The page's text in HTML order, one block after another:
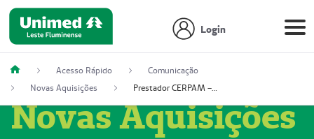
Login
Acesso Rápido
Comunicação
Novas Aquisições
Prestador CERPAM – Centro de Reabilitação S/S Ltda-ME (52004274-8)
Novas Aquisições